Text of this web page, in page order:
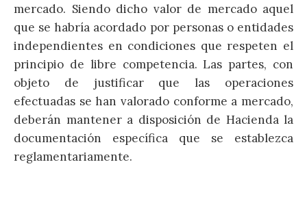
mercado. Siendo dicho valor de mercado aquel
que se habría acordado por personas o entidades
independientes en condiciones que respeten el
principio de libre competencia. Las partes, con
objeto de justificar que las operaciones
efectuadas se han valorado conforme a mercado,
deberán mantener a disposición de Hacienda la
documentación específica que se establezca
reglamentariamente.